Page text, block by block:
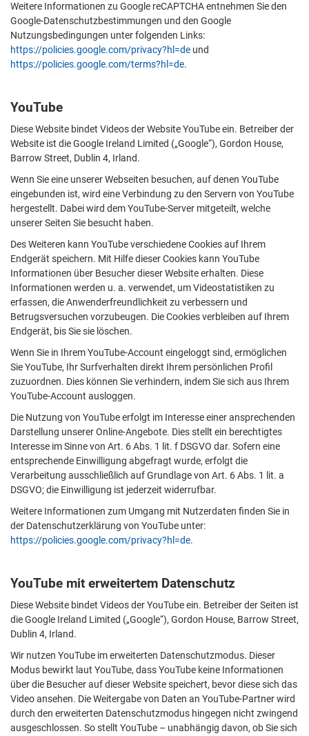
Weitere Informationen zu Google reCAPTCHA entnehmen Sie den
Google-Datenschutzbestimmungen und den Google
Nutzungsbedingungen unter folgenden Links:
https://policies.google.com/privacy?hl=de und
https://policies.google.com/terms?hl=de.
YouTube
Diese Website bindet Videos der Website YouTube ein. Betreiber der
Website ist die Google Ireland Limited („Google“), Gordon House,
Barrow Street, Dublin 4, Irland.
Wenn Sie eine unserer Webseiten besuchen, auf denen YouTube
eingebunden ist, wird eine Verbindung zu den Servern von YouTube
hergestellt. Dabei wird dem YouTube-Server mitgeteilt, welche
unserer Seiten Sie besucht haben.
Des Weiteren kann YouTube verschiedene Cookies auf Ihrem
Endgerät speichern. Mit Hilfe dieser Cookies kann YouTube
Informationen über Besucher dieser Website erhalten. Diese
Informationen werden u. a. verwendet, um Videostatistiken zu
erfassen, die Anwenderfreundlichkeit zu verbessern und
Betrugsversuchen vorzubeugen. Die Cookies verbleiben auf Ihrem
Endgerät, bis Sie sie löschen.
Wenn Sie in Ihrem YouTube-Account eingeloggt sind, ermöglichen
Sie YouTube, Ihr Surfverhalten direkt Ihrem persönlichen Profil
zuzuordnen. Dies können Sie verhindern, indem Sie sich aus Ihrem
YouTube-Account ausloggen.
Die Nutzung von YouTube erfolgt im Interesse einer ansprechenden
Darstellung unserer Online-Angebote. Dies stellt ein berechtigtes
Interesse im Sinne von Art. 6 Abs. 1 lit. f DSGVO dar. Sofern eine
entsprechende Einwilligung abgefragt wurde, erfolgt die
Verarbeitung ausschließlich auf Grundlage von Art. 6 Abs. 1 lit. a
DSGVO; die Einwilligung ist jederzeit widerrufbar.
Weitere Informationen zum Umgang mit Nutzerdaten finden Sie in
der Datenschutzerklärung von YouTube unter:
https://policies.google.com/privacy?hl=de.
YouTube mit erweitertem Datenschutz
Diese Website bindet Videos der YouTube ein. Betreiber der Seiten ist
die Google Ireland Limited („Google“), Gordon House, Barrow Street,
Dublin 4, Irland.
Wir nutzen YouTube im erweiterten Datenschutzmodus. Dieser
Modus bewirkt laut YouTube, dass YouTube keine Informationen
über die Besucher auf dieser Website speichert, bevor diese sich das
Video ansehen. Die Weitergabe von Daten an YouTube-Partner wird
durch den erweiterten Datenschutzmodus hingegen nicht zwingend
ausgeschlossen. So stellt YouTube – unabhängig davon, ob Sie sich